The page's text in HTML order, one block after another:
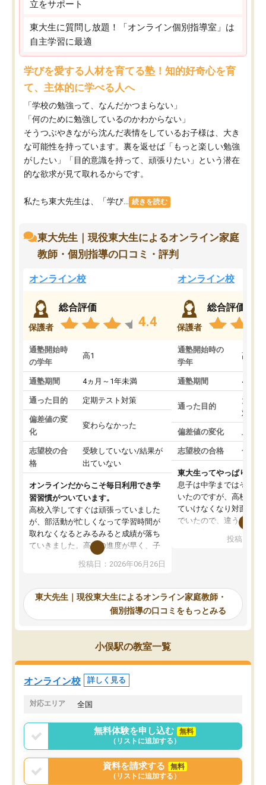
立をサポート
東大生に質問し放題！「オンライン個別指導室」は
自主学習に最適
学びを愛する人材を育てる塾！知的好奇心を育
て、主体的に学べる人へ
「学校の勉強って、なんだかつまらない」
「何のために勉強しているのかわからない」
そうつぶやきながら沈んだ表情をしているお子様は、大き
な可能性を持っています。裏を返せば「もっと楽しい勉強
がしたい」「目的意識を持って、頑張りたい」という潜在
的な欲求が見て取れるからです。
私たち東大先生は、「学び... 続きを読む
東大先生｜現役東大生によるオンライン家庭
教師・個別指導の口コミ・評判
オンライン校
保護者
総合評価
4.4
通塾開始時
の学年
高1
通塾期間 4ヵ月～1年未満
通った目的 定期テスト対策
偏差値の変
化
変わらなかった
志望校の合
格
受験していない/結果が
出ていない
オンラインだからこそ毎日利用でき学
習習慣がついています。
高校入学してすぐは頑張っていました
が、部活動が忙しくなって学習時間が
取れなくなるとみるみると成績が落ち
ていきました。高校の進度が早く、子
供も家に帰って勉強の話すると嫌な反
応を示します。東大先生にお願いして
れるので、親としても安心です。毎日
使える自習室とかもあり、わからない
ところがあれば先生が回答してくれる
のも重宝しています。
投稿日：2026年06月26日
オンライン校
保護者
総合評価
通塾開始時の
学年
高3
通塾期間 4ヵ月
通った目的
大学
対策
偏差値の変化 上が
志望校の合格 合格
東大生ってやっぱりすご
息子は中学まではそこそ
いたのですが、高校に入
ていけなくなり対面の塾
でいたので、違うアプロ
で、当初は模試でD判定
自習室が毎日使えていつ
るのが心強かったよう
謝です。
投稿日：
東大先生｜現役東大生によるオンライン家庭教師・
個別指導の口コミをもっとみる
小俣駅の教室一覧
オンライン校 詳しく見る
対応エリア 全国
無料体験を申し込む
無料
（リストに追加する）
資料を請求する
無料
（リストに追加する）